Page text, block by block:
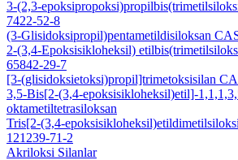
3-(2,3-
7422-52-8
(3-Glisidoksipropil)pentametildisiloksan
2-(3,4-Epoksisikloheksil)
65842-29-7
[3-(glisidoksietoksi)propil]trimetoksisilan
3,5-Bis[2-(3,4-epoksisikloheksil)etil]-
oktametiltetrasiloksan
Tris[2-(3,4-
121239-71-2
Akriloksi Silanlar